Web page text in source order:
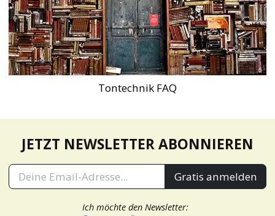
Tontechnik FAQ
JETZT NEWSLETTER ABONNIEREN
Gratis anmelden
Ich möchte den Newsletter: